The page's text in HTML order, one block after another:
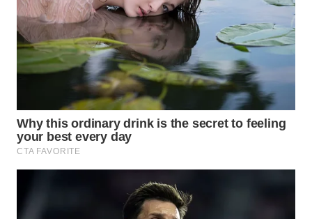
WN
CIREBON
WN
INDRAMAYU
WN
KUNINGAN